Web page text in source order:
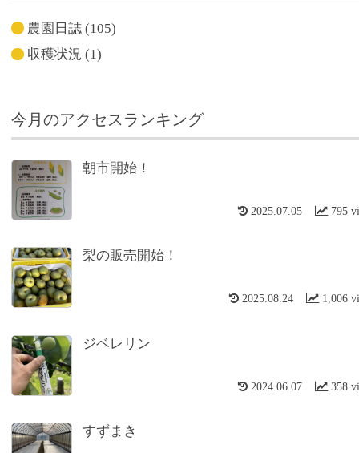
農園日誌 (105)
収穫状況 (1)
今月のアクセスランキング
朝市開始！
795
2025.07.05
梨の販売開始！
1,006
2025.08.24
ジベレリン
358
2024.06.07
すずまき